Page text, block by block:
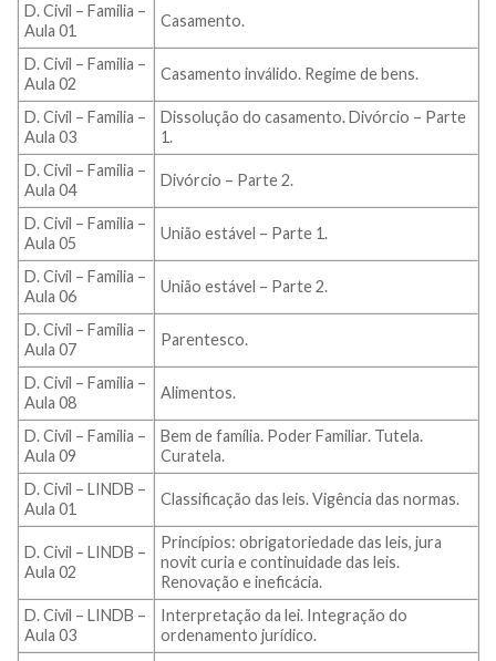
D. Civil – Familia –
Aula 01
Casamento.
D. Civil – Familia –
Aula 02
Casamento inválido. Regime de bens.
D. Civil – Familia –
Aula 03
Dissolução do casamento. Divórcio – Parte
1.
D. Civil – Familia –
Aula 04
Divórcio – Parte 2.
D. Civil – Familia –
Aula 05
União estável – Parte 1.
D. Civil – Familia –
Aula 06
União estável – Parte 2.
D. Civil – Familia –
Aula 07
Parentesco.
D. Civil – Familia –
Aula 08
Alimentos.
D. Civil – Familia –
Aula 09
Bem de família. Poder Familiar. Tutela.
Curatela.
D. Civil – LINDB –
Aula 01
Classificação das leis. Vigência das normas.
D. Civil – LINDB –
Aula 02
Princípios: obrigatoriedade das leis, jura
novit curia e continuidade das leis.
Renovação e ineficácia.
D. Civil – LINDB –
Aula 03
Interpretação da lei. Integração do
ordenamento jurídico.